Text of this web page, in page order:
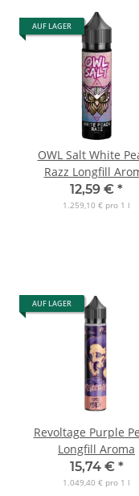
AUF LAGER
OWL Salt White
Razz Longfill
12,59 € *
1.259,10 € pro 1 l
AUF LAGER
Revoltage Purple
Longfill Aroma
15,74 € *
1.049,40 € pro 1 l